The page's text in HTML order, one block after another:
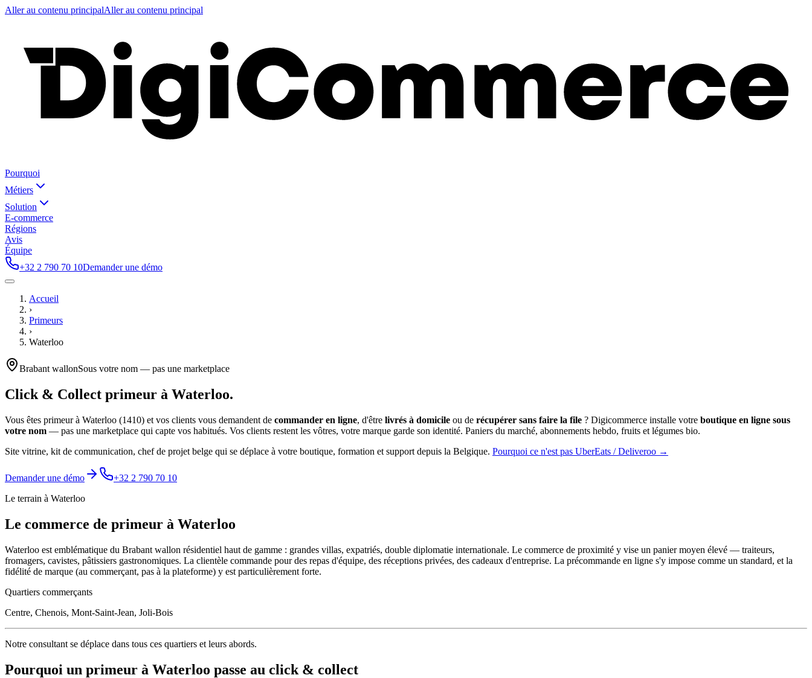
Aller au contenu principalAller au contenu principal
Pourquoi
Métiers
Solution
E-commerce
Régions
Avis
Équipe
+32 2 790 70 10Demander une démo
Accueil
›
Primeurs
›
Waterloo
Brabant wallonSous votre nom — pas une marketplace
Click & Collect primeur à Waterloo.
Vous êtes primeurà Waterloo (1410) et vos clients vous demandent de commander en ligne, d'être livrés à domicile ou de récupérer sans faire la file ? Digicommerce installe votre boutique en ligne sous
votre nom — pas une marketplace qui capte vos habitués. Vos clients restent les vôtres, votre marque garde son identité. Paniers du marché, abonnements hebdo, fruits et légumes bio.
Site vitrine, kit de communication, chef de projet belge qui se déplace à votre boutique, formation et support depuis la Belgique. Pourquoi ce n'est pas UberEats / Deliveroo →
Demander une démo
+32 2 790 70 10
Le terrain à Waterloo
Le commerce de primeur à Waterloo
Waterloo est emblématique du Brabant wallon résidentiel haut de gamme : grandes villas, expatriés, double diplomatie internationale. Le commerce de proximité y vise un panier moyen élevé — traiteurs,
fromagers, cavistes, pâtissiers gastronomiques. La clientèle commande pour des repas d'équipe, des réceptions privées, des cadeaux d'entreprise. La précommande en ligne s'y impose comme un standard, et la
fidélité de marque (au commerçant, pas à la plateforme) y est particulièrement forte.
Quartiers commerçants
Centre, Chenois, Mont-Saint-Jean, Joli-Bois
Notre consultant se déplace dans tous ces quartiers et leurs abords.
Pourquoi un primeur à Waterloo passe au click & collect